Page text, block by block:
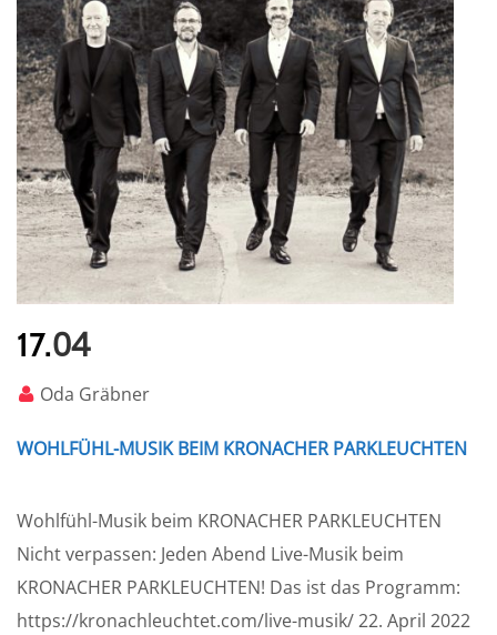
17.04
Oda Gräbner
WOHLFÜHL-MUSIK BEIM KRONACHER PARKLEUCHTEN
Wohlfühl-Musik beim KRONACHER PARKLEUCHTEN
Nicht verpassen: Jeden Abend Live-Musik beim
KRONACHER PARKLEUCHTEN! Das ist das Programm:
https://kronachleuchtet.com/live-musik/ 22. April 2022